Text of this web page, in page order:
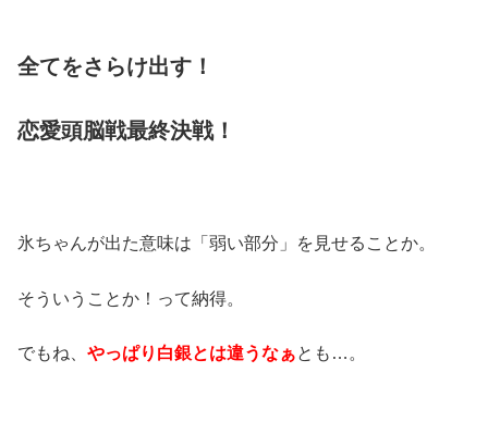
全てをさらけ出す！
恋愛頭脳戦最終決戦！
氷ちゃんが出た意味は「弱い部分」を見せることか。
そういうことか！って納得。
でもね、 やっぱり白銀とは違うなぁとも…。